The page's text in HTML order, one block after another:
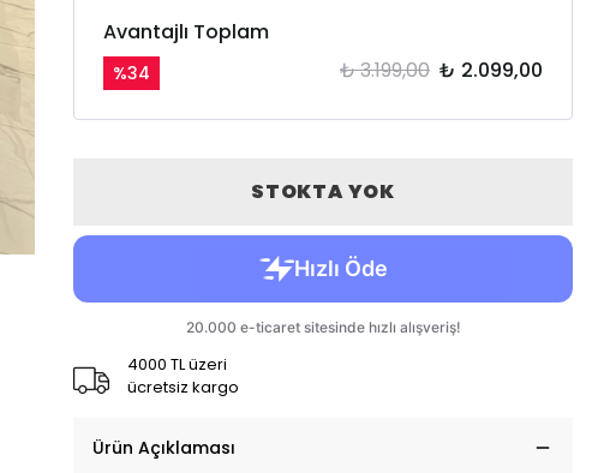
Avantajlı Toplam
%34 ₺ 3.199,00 ₺ 2.099,00
STOKTA YOK
4000 TL üzeri
ücretsiz kargo
Ürün Açıklaması